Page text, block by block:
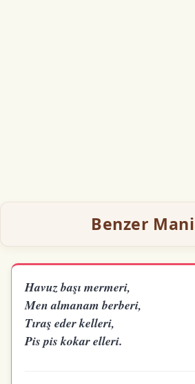
Benzer
Havuz başı mermeri,
Men almanam berberi,
Tıraş eder kelleri,
Pis pis kokar elleri.